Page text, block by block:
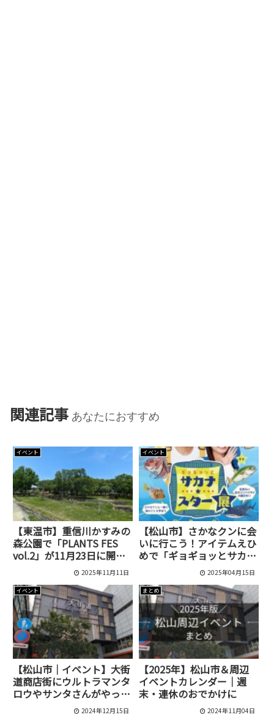
関連記事 あなたにおすすめ
イベント
【東温市】重信川かすみの
森公園で「PLANTS FES
vol.2」が11月23日に開催
2025年11月11日
イベント
【松山市】さかなクンに会
いに行こう！アイテムえひ
めで「ギョギョッとサカナ
★スター展」開催中2025年04月15日
イベント
【松山市｜イベント】大街
道商店街にウルトラマンタ
ロウやサンタさんがやって
くる！「2024X´masイベ
ントストリート」が12月
2024年12月15日
まとめ
【2025年】松山市＆周辺
イベントカレンダー｜週
末・連休のおでかけに
2024年11月04日